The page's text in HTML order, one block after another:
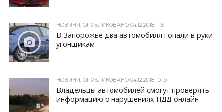
НОВИНИ, ОПУБЛИКОВАНО 04.12.2018 11:51
В Запорожье два автомобиля попали в руки
угонщикам
НОВИНИ, ОПУБЛИКОВАНО 04.12.2018 10:19
Владельцы автомобилей смогут проверять
информацию о нарушениях ПДД онлайн